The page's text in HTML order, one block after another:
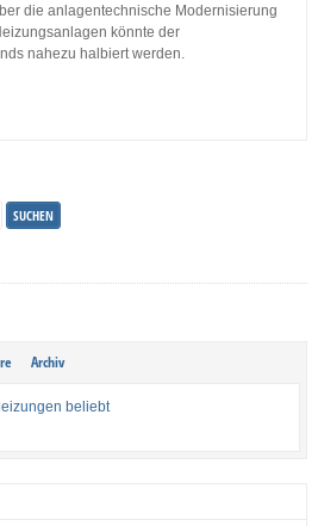
die anlagentechnische Modernisierung
könnte der
nahezu halbiert werden.
Archiv
beliebt